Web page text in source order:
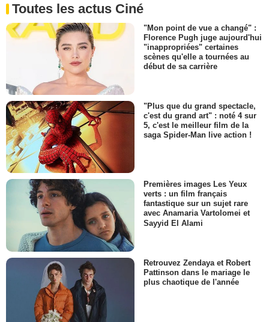
Toutes les actus Ciné
"Mon point de vue a changé" :
Florence Pugh juge aujourd'hui
"inappropriées" certaines
scènes qu'elle a tournées au
début de sa carrière
"Plus que du grand spectacle,
c'est du grand art" : noté 4 sur
5, c'est le meilleur film de la
saga Spider-Man live action !
Premières images Les Yeux
verts : un film français
fantastique sur un sujet rare
avec Anamaria Vartolomei et
Sayyid El Alami
Retrouvez Zendaya et Robert
Pattinson dans le mariage le
plus chaotique de l'année